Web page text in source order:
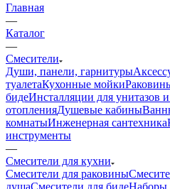
Главная
—
Каталог
—
Смесители
Души, панели, гарнитуры
туалетаКухонные мойки
бидеИнсталляции для унитазов
отопленияДушевые кабины
комнатыИнженерная сантехника
инструменты
—
Смесители для кухни
Смесители для раковины
душаСмесители для бидеНаборы